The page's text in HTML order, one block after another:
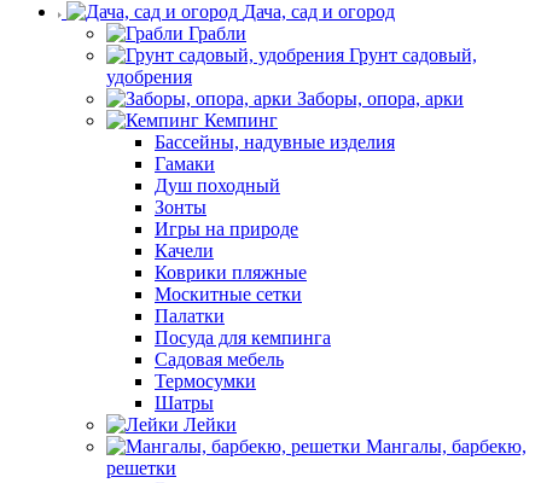
Дача, сад и огород
Грабли
Грунт садовый,
удобрения
Заборы, опора, арки
Кемпинг
Бассейны, надувные изделия
Гамаки
Душ походный
Зонты
Игры на природе
Качели
Коврики пляжные
Москитные сетки
Палатки
Посуда для кемпинга
Садовая мебель
Термосумки
Шатры
Лейки
Мангалы, барбекю,
решетки